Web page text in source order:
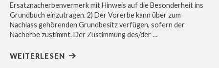
Ersatznacherbenvermerk mit Hinweis auf die Besonderheit ins
Grundbuch einzutragen. 2) Der Vorerbe kann über zum
Nachlass gehörenden Grundbesitz verfügen, sofern der
Nacherbe zustimmt. Der Zustimmung des/der …
WEITERLESEN